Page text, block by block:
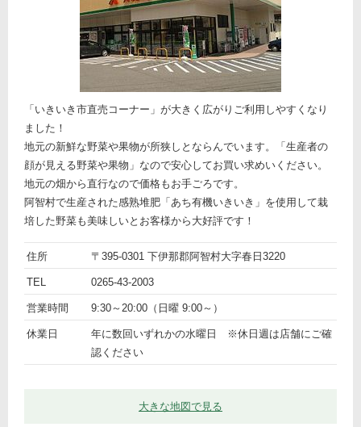
「いきいき市直売コーナー」が大きく広がりご利用しやすくなり
ました！
地元の新鮮な野菜や果物が所狭しとならんでいます。「生産者の
顔が見える野菜や果物」なので安心してお買い求めいください。
地元の畑から直行なので価格もお手ごろです。
阿智村で生産された感熟堆肥「あち有機いきいき」を使用して栽
培した野菜も美味しいとお客様から大好評です！
ト
ッ
ク
細
名
売所
「A・
コー
ック
住所 〒395-0301 下伊那郡阿智村大字春日3220
TEL 0265-43-2003
営業時間 9:30～20:00（日曜 9:00～）
休業日
年に数回いずれかの水曜日 ※休日週は店舗にご確
認ください
大きな地図で見る